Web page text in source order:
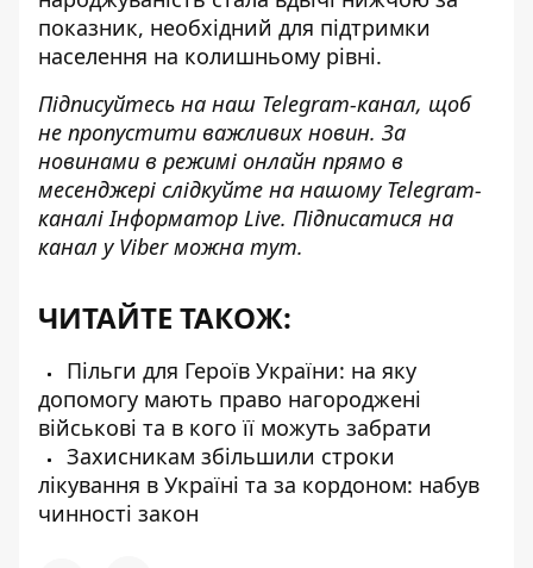
показник, необхідний для підтримки
населення на колишньому рівні.
Підписуйтесь на наш Telegram-канал, щоб
не пропустити важливих новин. За
новинами в режимі онлайн прямо в
месенджері слідкуйте на нашому Telegram-
каналіІнформатор Live. Підписатися на
канал у Viber можна тут.
ЧИТАЙТЕ ТАКОЖ:
Пільги для Героїв України: на яку
допомогу мають право нагороджені
військові та в кого її можуть забрати
Захисникам збільшили строки
лікування в Україні та за кордоном: набув
чинності закон